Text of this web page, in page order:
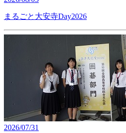
まるごと大安寺Day2026
2026/07/31